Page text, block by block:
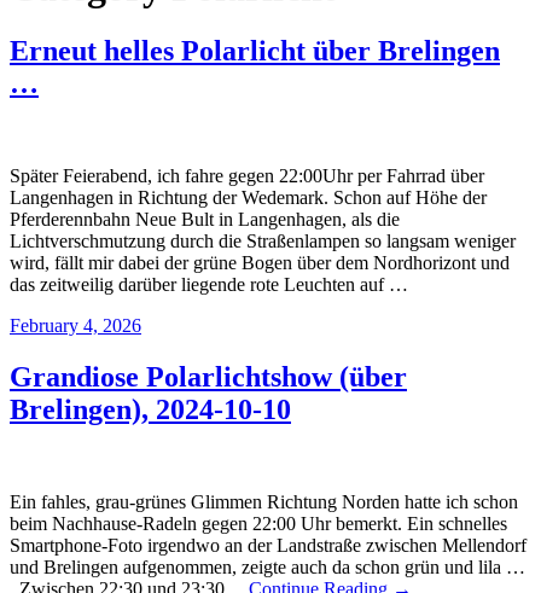
Erneut helles Polarlicht über Brelingen
…
Später Feierabend, ich fahre gegen 22:00Uhr per Fahrrad über
Langenhagen in Richtung der Wedemark. Schon auf Höhe der
Pferderennbahn Neue Bult in Langenhagen, als die
Lichtverschmutzung durch die Straßenlampen so langsam weniger
wird, fällt mir dabei der grüne Bogen über dem Nordhorizont und
das zeitweilig darüber liegende rote Leuchten auf …
February 4, 2026
Grandiose Polarlichtshow (über
Brelingen), 2024-10-10
Ein fahles, grau-grünes Glimmen Richtung Norden hatte ich schon
beim Nachhause-Radeln gegen 22:00 Uhr bemerkt. Ein schnelles
Smartphone-Foto irgendwo an der Landstraße zwischen Mellendorf
und Brelingen aufgenommen, zeigte auch da schon grün und lila …
Zwischen 22:30 und 23:30… Continue Reading →